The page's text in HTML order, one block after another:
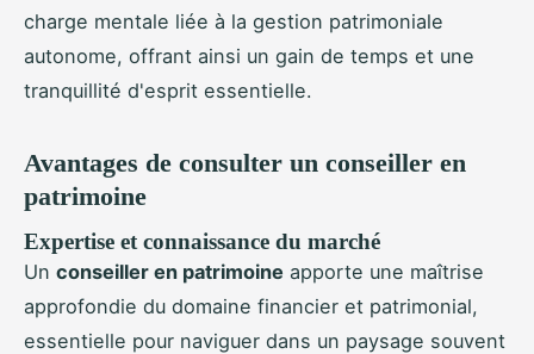
charge mentale liée à la gestion patrimoniale
autonome, offrant ainsi un gain de temps et une
tranquillité d'esprit essentielle.
Avantages de consulter un conseiller en
patrimoine
Expertise et connaissance du marché
Un conseiller en patrimoine apporte une maîtrise
approfondie du domaine financier et patrimonial,
essentielle pour naviguer dans un paysage souvent